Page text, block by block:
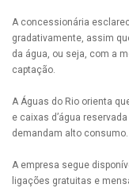
A concessionária
gradativamente, assim
da água, ou seja, com a
captação.
A Águas do Rio orienta
e caixas d’água
demandam alto consumo.
A empresa segue
ligações gratuitas e